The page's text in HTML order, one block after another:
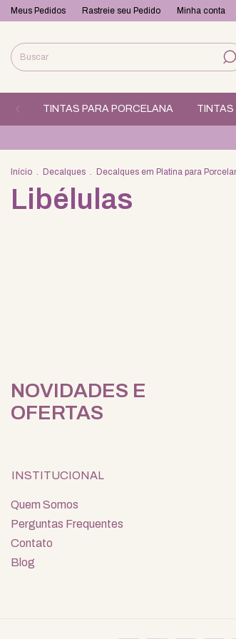
Meus Pedidos Rastreie seu Pedido Minha conta
TINTAS PARA PORCELANA TINTAS
Início . Decalques . Decalques em Platina para
Libélulas
NOVIDADES E
OFERTAS
INSTITUCIONAL
Quem Somos
Perguntas Frequentes
Contato
Blog